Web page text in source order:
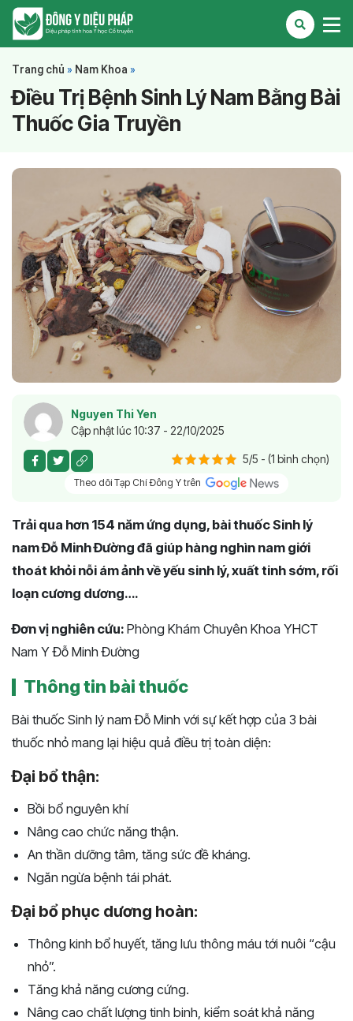
Trang chủ » Nam Khoa »
Điều Trị Bệnh Sinh Lý Nam Bằng Bài
Thuốc Gia Truyền
Nguyen Thi Yen
Cập nhật lúc 10:37 - 22/10/2025
5/5 - (1 bình chọn)
Theo dõi Tạp Chí Đông Y trên
Trải qua hơn 154 năm ứng dụng, bài thuốc Sinh lý
nam Đỗ Minh Đường đã giúp hàng nghìn nam giới
thoát khỏi nỗi ám ảnh về yếu sinh lý, xuất tinh sớm, rối
loạn cương dương….
Đơn vị nghiên cứu: Phòng Khám Chuyên Khoa YHCT
Nam Y Đỗ Minh Đường
Thông tin bài thuốc
Bài thuốc Sinh lý nam Đỗ Minh với sự kết hợp của 3 bài
thuốc nhỏ mang lại hiệu quả điều trị toàn diện:
Đại bổ thận:
Bồi bổ nguyên khí
Nâng cao chức năng thận.
An thần dưỡng tâm, tăng sức đề kháng.
Ngăn ngừa bệnh tái phát.
Đại bổ phục dương hoàn:
Thông kinh bổ huyết, tăng lưu thông máu tới nuôi “cậu
nhỏ”.
Tăng khả năng cương cứng.
Nâng cao chất lượng tinh binh, kiểm soát khả năng